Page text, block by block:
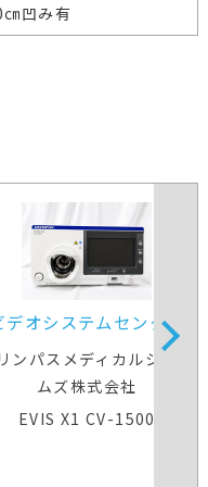
凹み有
デオシステムセンター
ンパスメディカルシステ
ムズ株式会社
EVIS X1 CV-1500